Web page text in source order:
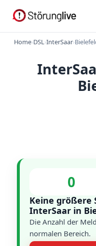
Home›DSL›InterSaar›
0
Keine größere
InterSaar in
Die Anzahl der
normalen Bereich.